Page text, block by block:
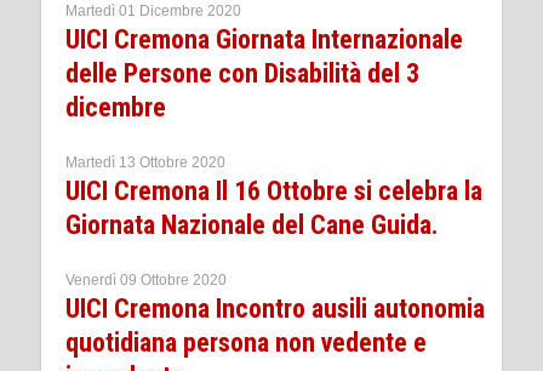
Martedì 01 Dicembre 2020
UICI Cremona Giornata Internazionale
delle Persone con Disabilità del 3
dicembre
Martedì 13 Ottobre 2020
UICI Cremona Il 16 Ottobre si celebra la
Giornata Nazionale del Cane Guida.
Venerdì 09 Ottobre 2020
UICI Cremona Incontro ausili autonomia
quotidiana persona non vedente e